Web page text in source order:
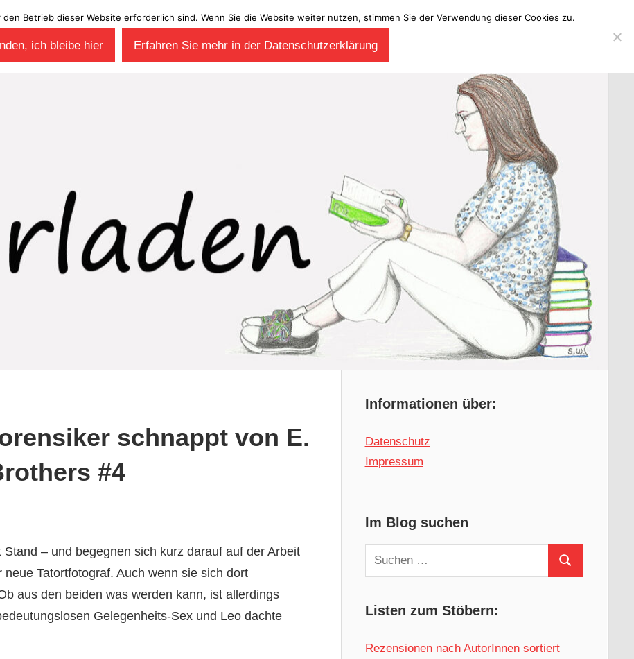
schnappt von E.
#4
– und begegnen sich kurz darauf auf der Arbeit
Tatortfotograf. Auch wenn sie sich dort
aus den beiden was werden kann, ist allerdings
Gelegenheits-Sex und Leo dachte
Informationen über:
Datenschutz
Impressum
Im Blog suchen
Suchen
nach:
Suchen
Listen zum Stöbern:
Rezensionen nach AutorInnen sortiert
Betrieb dieser Website erforderlich sind. Wenn Sie die Website weiter nutzen, stimmen Sie der Verwendung dieser Cookies zu.
ich bleibe hier Erfahren Sie mehr in der Datenschutzerklärung